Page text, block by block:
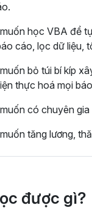
học VBA để
cáo, lọc dữ liệu,
bỏ túi bí kíp
thực hoá mọi
có chuyên
tăng lương,
được gì?